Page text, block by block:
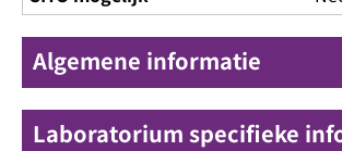
Algemene informatie
Laboratorium specifieke